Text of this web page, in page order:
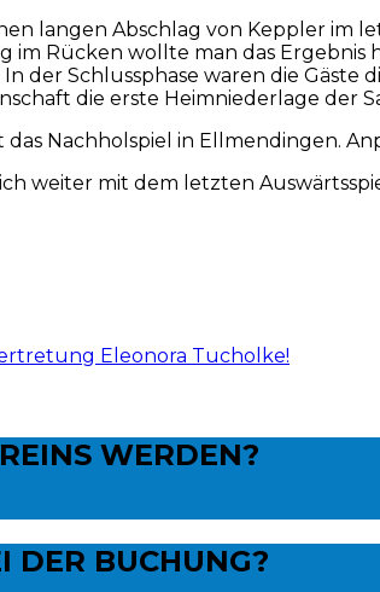
langen Abschlag von Keppler
Rücken wollte man das
der Schlussphase waren die
die erste Heimniederlage der
Nachholspiel in Ellmendingen.
weiter mit dem letzten
Eleonora Tucholke!
WERDEN?
DER BUCHUNG?